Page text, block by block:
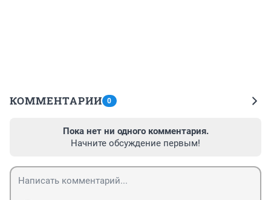
КОММЕНТАРИИ 0
Пока нет ни одного комментария.
Начните обсуждение первым!